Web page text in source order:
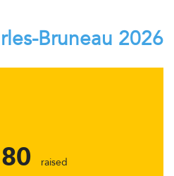
Bruneau 2026
raised